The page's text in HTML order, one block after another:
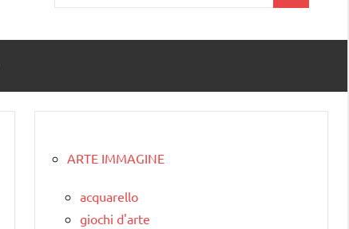
per:
ARTE IMMAGINE
acquarello
giochi d'arte